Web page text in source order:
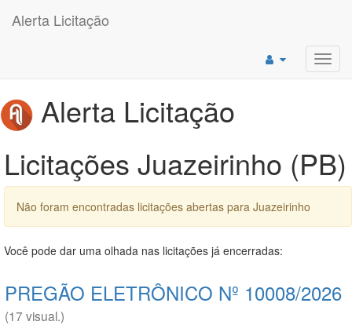
Alerta Licitação
Alerta Licitação
Licitações Juazeirinho (PB)
Não foram encontradas licitações abertas para Juazeirinho
Você pode dar uma olhada nas licitações já encerradas:
PREGÃO ELETRÔNICO Nº 10008/2026
(17 visual.)